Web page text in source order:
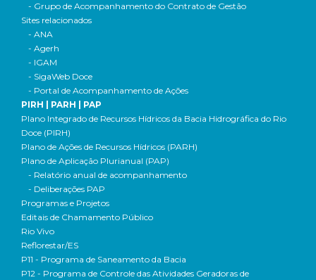
- Grupo de Acompanhamento do Contrato de Gestão
Sites relacionados
- ANA
- Agerh
- IGAM
- SigaWeb Doce
- Portal de Acompanhamento de Ações
PIRH | PARH | PAP
Plano Integrado de Recursos Hídricos da Bacia Hidrográfica do Rio
Doce (PIRH)
Plano de Ações de Recursos Hídricos (PARH)
Plano de Aplicação Plurianual (PAP)
- Relatório anual de acompanhamento
- Deliberações PAP
Programas e Projetos
Editais de Chamamento Público
Rio Vivo
Reflorestar/ES
P11 - Programa de Saneamento da Bacia
P12 - Programa de Controle das Atividades Geradoras de